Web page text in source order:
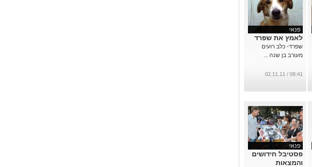
פנאי
לאמץ את שפרד
שפרד- כלב רועים
מעורב בן שנה ...
08:41 / 02.11.11
פנאי
פסטיבל חידושים
והמצאות